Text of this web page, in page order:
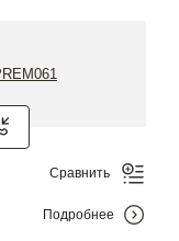
Сравнить
Подробнее